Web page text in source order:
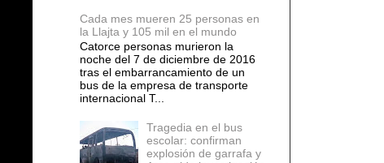
Cada mes mueren 25 personas en
la Llajta y 105 mil en el mundo
Catorce personas murieron la
noche del 7 de diciembre de 2016
tras el embarrancamiento de un
bus de la empresa de transporte
internacional T...
Tragedia en el bus
escolar: confirman
explosión de garrafa y